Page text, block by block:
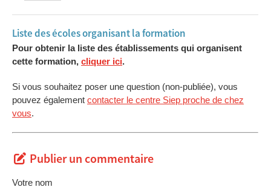
Liste des écoles organisant la formation
Pour obtenir la liste des établissements qui organisent
cette formation, cliquer ici.
Si vous souhaitez poser une question (non-publiée), vous
pouvez également contacter le centre Siep proche de chez
vous.
Publier un commentaire
Votre nom